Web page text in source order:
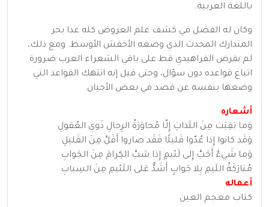
باللغة العربية.
وكان له الفضل في كشف علم العروض كله عدا بحر
المتدارك المحدث الذي وضعه الأخفش الأوسط. ومع ذلك،
لم يفرض الفراهيدي قط على باقي الشعراء العرب ضرورة
اتباع قواعده دون سؤال، وحتى قيل إنه انتهك القواعد التي
وضعها بنفسه عن قصد في بعض الأحيان.
أشعاره
وَما بَقِيَت مِنَ اللَذاتِ إِلّا مُحاوَرَةُ الرِجالِ ذَوي العُقولِ
وَقَد كانوا إِذا عُدّوا قَليلًا فَقَد صاروا أَقَلَّ مِنَ القَليلِ
وَما شَيءٌ أَحَبَّ إِلى لَئيمٍ إِذا سَبَّ الكِرامَ مِنَ الجَوابِ
مُتارَكَةُ اللَيمِ بِلا جَوابٍ أَشَدُّ عَلى اللَئيمِ مِنَ السِبابِ
أعماله
كتاب معجم العين